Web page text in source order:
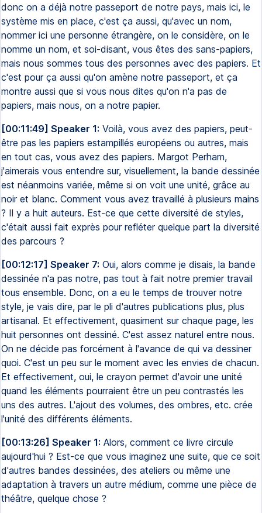
donc on a déjà notre passeport de notre pays, mais ici, le
système mis en place, c'est ça aussi, qu'avec un nom,
nommer ici une personne étrangère, on le considère, on le
nomme un nom, et soi-disant, vous êtes des sans-papiers,
mais nous sommes tous des personnes avec des papiers. Et
c'est pour ça aussi qu'on amène notre passeport, et ça
montre aussi que si vous nous dites qu'on n'a pas de
papiers, mais nous, on a notre papier.
[00:11:49] Speaker 1: Voilà, vous avez des papiers, peut-
être pas les papiers estampillés européens ou autres, mais
en tout cas, vous avez des papiers. Margot Perham,
j'aimerais vous entendre sur, visuellement, la bande dessinée
est néanmoins variée, même si on voit une unité, grâce au
noir et blanc. Comment vous avez travaillé à plusieurs mains
? Il y a huit auteurs. Est-ce que cette diversité de styles,
c'était aussi fait exprès pour refléter quelque part la diversité
des parcours ?
[00:12:17] Speaker 7: Oui, alors comme je disais, la bande
dessinée n'a pas notre, pas tout à fait notre premier travail
tous ensemble. Donc, on a eu le temps de trouver notre
style, je vais dire, par le pli d'autres publications plus, plus
artisanal. Et effectivement, quasiment sur chaque page, les
huit personnes ont dessiné. C'est assez naturel entre nous.
On ne décide pas forcément à l'avance de qui va dessiner
quoi. C'est un peu sur le moment avec les envies de chacun.
Et effectivement, oui, le crayon permet d'avoir une unité
quand les éléments pourraient être un peu contrastés les
uns des autres. L'ajout des volumes, des ombres, etc. crée
l'unité des différents éléments.
[00:13:26] Speaker 1: Alors, comment ce livre circule
aujourd'hui ? Est-ce que vous imaginez une suite, que ce soit
d'autres bandes dessinées, des ateliers ou même une
adaptation à travers un autre médium, comme une pièce de
théâtre, quelque chose ?